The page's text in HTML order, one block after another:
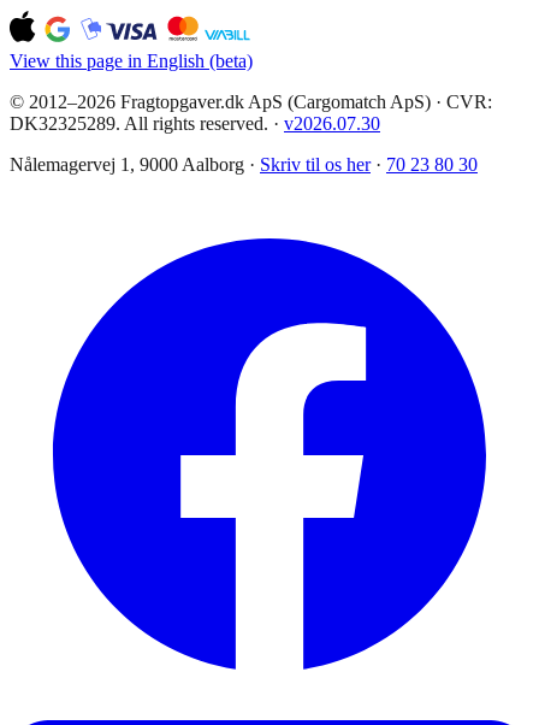
View this page in English (beta)
© 2012–2026 Fragtopgaver.dk ApS (Cargomatch ApS) · CVR:
DK32325289. All rights reserved. · v2026.07.30
Nålemagervej 1, 9000 Aalborg · Skriv til os her · 70 23 80 30